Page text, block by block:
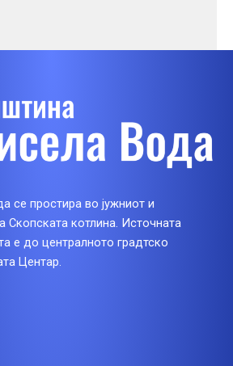
се простира во јужниот и
Скопската котлина. Источната
е до централното градтско
Центар.